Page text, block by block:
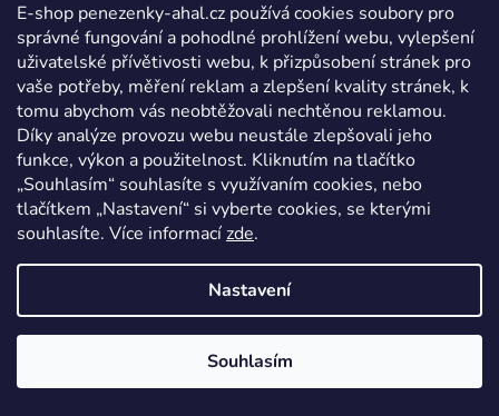
E-shop penezenky-ahal.cz používá cookies soubory pro
správné fungování a pohodlné prohlížení webu, vylepšení
uživatelské přívětivosti webu, k přizpůsobení stránek pro
vaše potřeby, měření reklam a zlepšení kvality stránek, k
tomu abychom vás neobtěžovali nechtěnou reklamou.
Díky analýze provozu webu neustále zlepšovali jeho
funkce, výkon a použitelnost. Kliknutím na tlačítko
„Souhlasím“ souhlasíte s využívaním cookies, nebo
tlačítkem „Nastavení“ si vyberte cookies, se kterými
souhlasíte. Více informacízde.
Nastavení
Souhlasím